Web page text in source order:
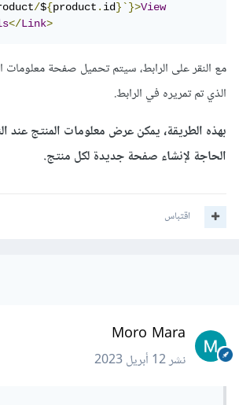
/${product.id}`}>View
</Link>
مع النقر على الرابط، سيتم تحميل صفحة معلومات
الذي تم تمريره في الرابط.
بهذه الطريقة، يمكن عرض معلومات المنتج عند
الحاجة لإنشاء صفحة جديدة لكل منتج.
اقتباس
Moro Mara
نشر12 أبريل 2023